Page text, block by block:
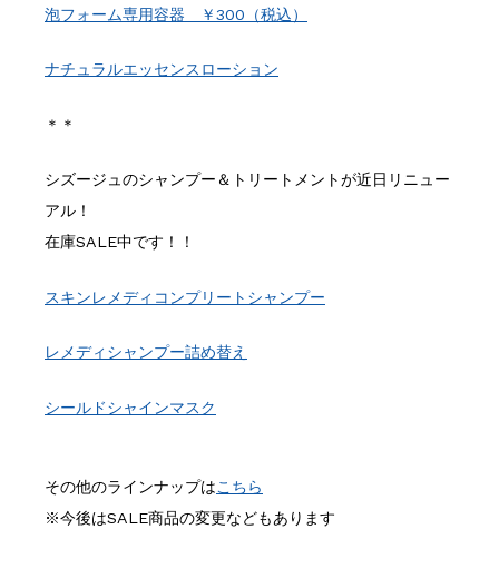
泡フォーム専用容器 ￥300（税込）
ナチュラルエッセンスローション
＊＊
シズージュのシャンプー＆トリートメントが近日リニュー
アル！
在庫SALE中です！！
スキンレメディコンプリートシャンプー
レメディシャンプー詰め替え
シールドシャインマスク
その他のラインナップはこちら
※今後はSALE商品の変更などもあります